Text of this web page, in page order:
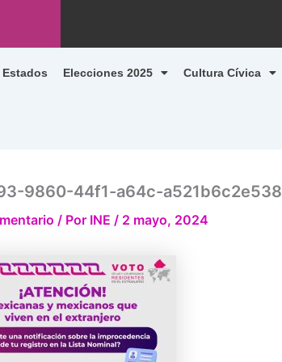
Estados Elecciones 2025 Cultura Cívica
9860-44f1-a64c-a521b6c2e538
/ Por INE / 2 mayo, 2024